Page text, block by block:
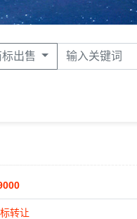
标出售
转让